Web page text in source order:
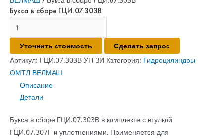
Букса в сборе ГЦИ.07.303В
товара
Букса
в
сборе
ГЦИ.07.303В
Уточнить стоимость
Сделать запрос
Артикул: ГЦИ.07.303В УП ЗИ Категория: Гидроцилиндры
ОМТЛ ВЕЛМАШ
Описание
Детали
Букса в сборе ГЦИ.07.303В в комплекте с втулкой
ГЦИ.07.307Г и уплотнениями. Применяется для